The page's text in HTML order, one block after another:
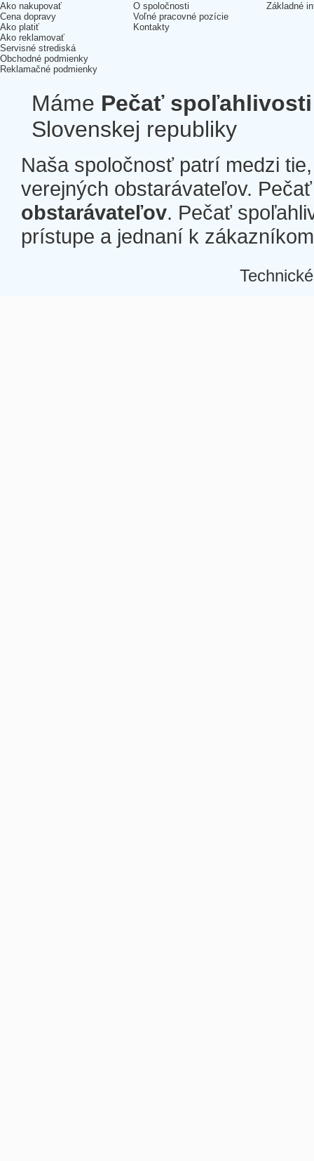
Ako nakupovať
Cena dopravy
Ako platiť
Ako reklamovať
Servisné strediská
Obchodné podmienky
Reklamačné podmienky
O spoločnosti
Voľné pracovné pozície
Kontakty
Základné
Máme Pečať spoľahlivosti
Slovenskej republiky
Naša spoločnosť patrí medzi
verejných obstarávateľov.
obstarávateľov. Pečať
prístupe a jednaní k